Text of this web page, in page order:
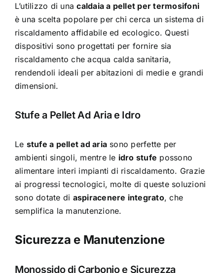
L’utilizzo di unacaldaia a pellet per termosifoni
è una scelta popolare per chi cerca un sistema di
riscaldamento affidabile ed ecologico. Questi
dispositivi sono progettati per fornire sia
riscaldamento che acqua calda sanitaria,
rendendoli ideali per abitazioni di medie e grandi
dimensioni.
Stufe a Pellet Ad Aria e Idro
Le stufe a pellet ad aria sono perfette per
ambienti singoli, mentre le idro stufe possono
alimentare interi impianti di riscaldamento. Grazie
ai progressi tecnologici, molte di queste soluzioni
sono dotate di aspiracenere integrato, che
semplifica la manutenzione.
Sicurezza e Manutenzione
Monossido di Carbonio e Sicurezza